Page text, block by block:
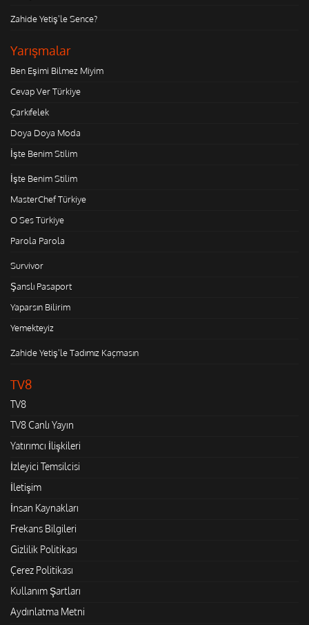
Zahide Yetiş'le Sence?
Yarışmalar
Ben Eşimi Bilmez Miyim
Cevap Ver Türkiye
Çarkıfelek
Doya Doya Moda
İşte Benim Stilim
İşte Benim Stilim
MasterChef Türkiye
O Ses Türkiye
Parola Parola
Survivor
Şanslı Pasaport
Yaparsın Bilirim
Yemekteyiz
Zahide Yetiş'le Tadımız Kaçmasın
TV8
TV8
TV8 Canlı Yayın
Yatırımcı İlişkileri
İzleyici Temsilcisi
İletişim
İnsan Kaynakları
Frekans Bilgileri
Gizlilik Politikası
Çerez Politikası
Kullanım Şartları
Aydınlatma Metni